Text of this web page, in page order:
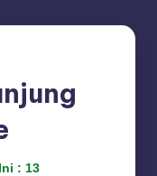
: 13